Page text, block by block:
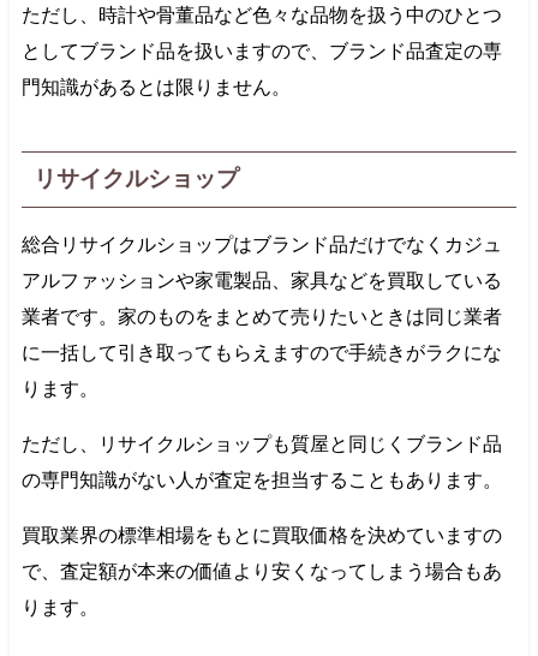
ただし、時計や骨董品など色々な品物を扱う中のひとつ
としてブランド品を扱いますので、ブランド品査定の専
門知識があるとは限りません。
リサイクルショップ
総合リサイクルショップはブランド品だけでなくカジュ
アルファッションや家電製品、家具などを買取している
業者です。家のものをまとめて売りたいときは同じ業者
に一括して引き取ってもらえますので手続きがラクにな
ります。
ただし、リサイクルショップも質屋と同じくブランド品
の専門知識がない人が査定を担当することもあります。
買取業界の標準相場をもとに買取価格を決めていますの
で、査定額が本来の価値より安くなってしまう場合もあ
ります。